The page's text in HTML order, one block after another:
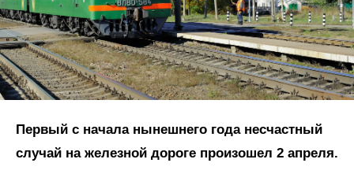
Первый с начала нынешнего года несчастный
случай на железной дороге произошел 2 апреля.